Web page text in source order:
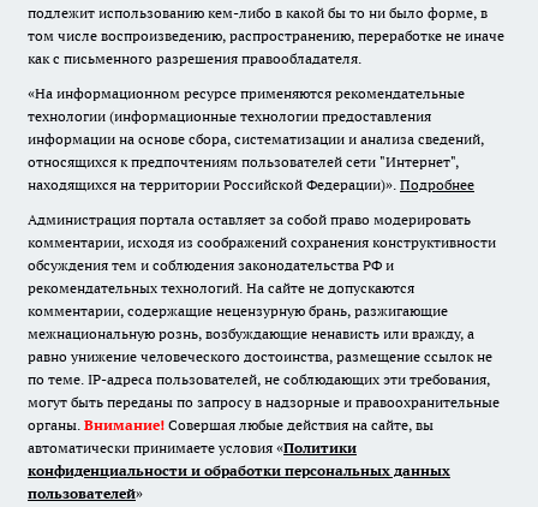
подлежит использованию кем-либо в какой бы то ни было форме, в
том числе воспроизведению, распространению, переработке не иначе
как с письменного разрешения правообладателя.
«На информационном ресурсе применяются рекомендательные
технологии (информационные технологии предоставления
информации на основе сбора, систематизации и анализа сведений,
относящихся к предпочтениям пользователей сети "Интернет",
находящихся на территории Российской Федерации)». Подробнее
Администрация портала оставляет за собой право модерировать
комментарии, исходя из соображений сохранения конструктивности
обсуждения тем и соблюдения законодательства РФ и
рекомендательных технологий. На сайте не допускаются
комментарии, содержащие нецензурную брань, разжигающие
межнациональную рознь, возбуждающие ненависть или вражду, а
равно унижение человеческого достоинства, размещение ссылок не
по теме. IP-адреса пользователей, не соблюдающих эти требования,
могут быть переданы по запросу в надзорные и правоохранительные
органы. Внимание! Совершая любые действия на сайте, вы
автоматически принимаете условия «Политики
конфиденциальности и обработки персональных данных
пользователей»